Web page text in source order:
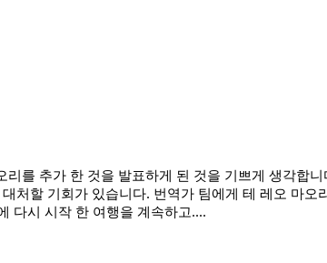
를 추가 한 것을 발표하게 된 것을 기쁘게 생각합
처할 기회가 있습니다. 번역가 팀에게 테 레오 마오
다시 시작 한 여행을 계속하고....